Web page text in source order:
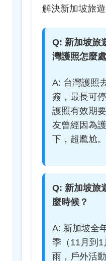
解決新加坡旅遊
Q: 新加坡旅
灣護照怎麼
A: 台灣護照
簽，最長可
護照有效期
友曾經因為
下，超尷尬。
Q: 新加坡旅
麼時候？
A: 新加坡全
季（11月到
雨，戶外活